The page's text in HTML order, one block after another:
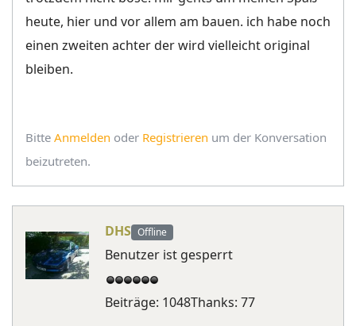
heute, hier und vor allem am bauen. ich habe noch
einen zweiten achter der wird vielleicht original
bleiben.
Bitte Anmelden oder Registrieren um der Konversation
beizutreten.
DHS Offline
Benutzer ist gesperrt
Beiträge: 1048Thanks: 77